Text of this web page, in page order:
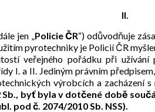
II.
jen „ Policie ČR“) odůvodňuje
pyrotechniky je Policií ČR
veřejného pořádku při
I. a II. Jediným právním
výrobcích a
Sb., byť byla v dotčené době
pod č. 2074/2010 Sb. NSS).